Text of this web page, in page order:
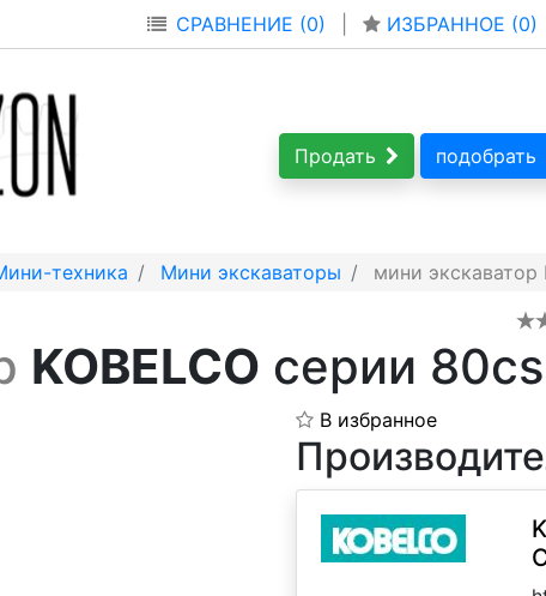
СРАВНЕНИЕ (0) ИЗБРАННОЕ (0)
Продать подобрать
техника Мини экскаваторы
мини экскаватор
KOBELCO серии 80cs
В избранное